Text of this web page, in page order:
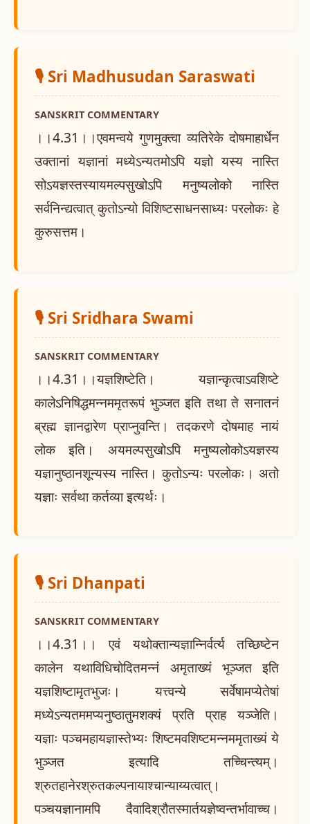
🎙️ Sri Madhusudan Saraswati
SANSKRIT COMMENTARY
।।4.31।।एवमन्वये गुणमुक्त्वा व्यतिरेके दोषमाहार्धेन
उक्तानां यज्ञानां मध्येऽन्यतमोऽपि यज्ञो यस्य नास्ति
सोऽयज्ञस्तस्यायमल्पसुखोऽपि मनुष्यलोको नास्ति
सर्वनिन्द्यत्वात् कुतोऽन्यो विशिष्टसाधनसाध्यः परलोकः हे
कुरुसत्तम।
🎙️ Sri Sridhara Swami
SANSKRIT COMMENTARY
।।4.31।।यज्ञशिष्टेति। यज्ञान्कृत्वाऽवशिष्टे
कालेऽनिषिद्धमन्नममृतरूपं भुञ्जत इति तथा ते सनातनं
ब्रह्म ज्ञानद्वारेण प्राप्नुवन्ति। तदकरणे दोषमाह नायं
लोक इति। अयमल्पसुखोऽपि मनुष्यलोकोऽयज्ञस्य
यज्ञानुष्ठानशून्यस्य नास्ति। कुतोऽन्यः परलोकः। अतो
यज्ञाः सर्वथा कर्तव्या इत्यर्थः।
🎙️ Sri Dhanpati
SANSKRIT COMMENTARY
।।4.31।। एवं यथोक्तान्यज्ञान्निर्वर्त्य तच्छिष्टेन
कालेन यथाविधिचोदितमन्नं अमृताख्यं भूञ्जत इति
यज्ञशिष्टामृतभुजः। यत्त्वन्ये सर्वेषामप्येतेषां
मध्येऽन्यतममप्यनुष्ठातुमशक्यं प्रति प्राह यञ्जेति।
यज्ञाः पञ्चमहायज्ञास्तेभ्यः शिष्टमवशिष्टमन्नममृताख्यं ये
भुञ्जत इत्यादि तच्चिन्त्यम्।
श्रुतहानेरश्रुतकल्पनायाश्चान्याय्यत्वात्।
पञ्चयज्ञानामपि दैवादिश्रौतस्मार्तयज्ञेष्वन्तर्भावाच्च।